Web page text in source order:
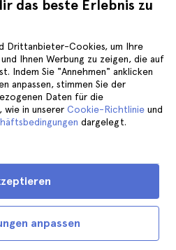
das beste Erlebnis zu
Drittanbieter-Cookies, um Ihre
Ihnen Werbung zu zeigen, die auf
Indem Sie "Annehmen" anklicken
anpassen, stimmen Sie der
Daten für die
wie in unserer Cookie-Richtlinie und
dargelegt.
anpassen
Granada
Teneriffa
Folge uns auf